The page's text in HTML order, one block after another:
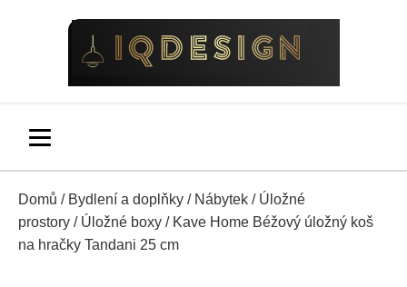
Domů / Bydlení a doplňky / Nábytek / Úložné
prostory / Úložné boxy / Kave Home Béžový úložný koš
na hračky Tandani 25 cm